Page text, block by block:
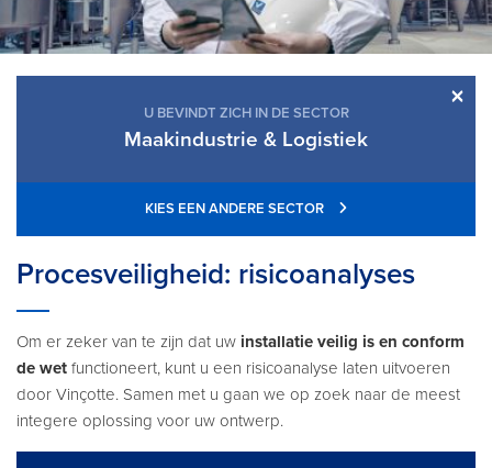
×
U BEVINDT ZICH IN DE SECTOR
Maakindustrie & Logistiek
KIES EEN ANDERE SECTOR
Procesveiligheid: risicoanalyses
Om er zeker van te zijn dat uw installatie veilig is en conform
de wet functioneert, kunt u een risicoanalyse laten uitvoeren
door Vinçotte. Samen met u gaan we op zoek naar de meest
integere oplossing voor uw ontwerp.